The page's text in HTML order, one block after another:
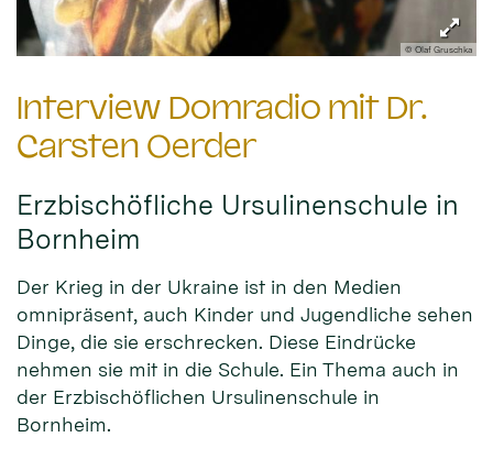
© Olaf Gruschka
Interview Domradio mit Dr.
Carsten Oerder
Erzbischöfliche Ursulinenschule in
Bornheim
Der Krieg in der Ukraine ist in den Medien
omnipräsent, auch Kinder und Jugendliche sehen
Dinge, die sie erschrecken. Diese Eindrücke
nehmen sie mit in die Schule. Ein Thema auch in
der Erzbischöflichen Ursulinenschule in
Bornheim.